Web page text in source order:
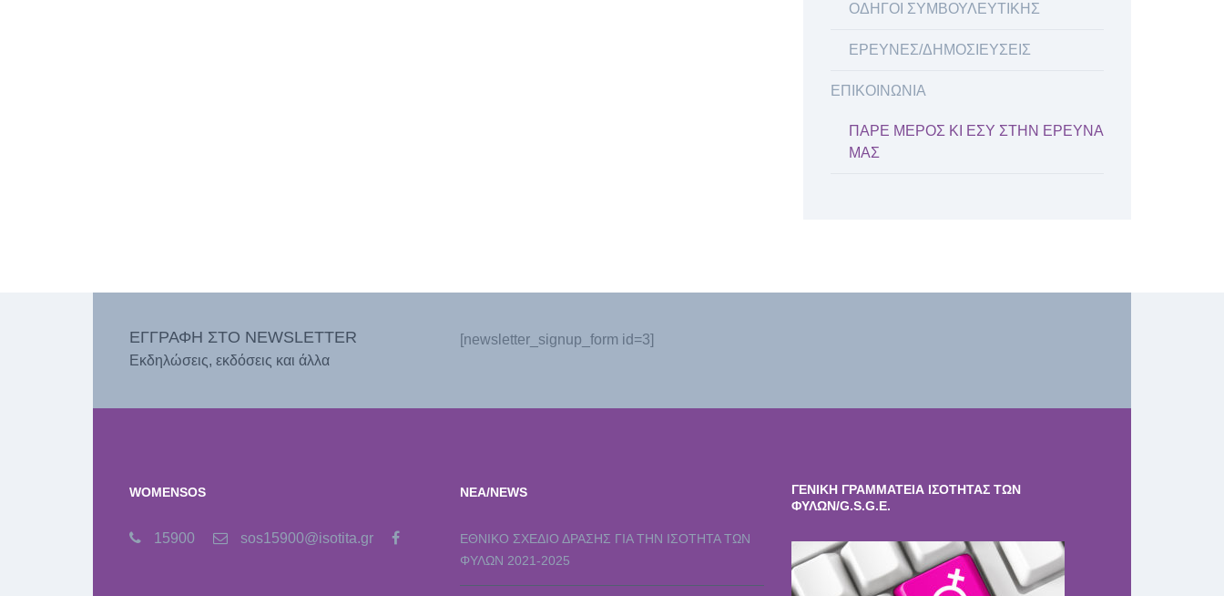
ΟΔΗΓΟΙ ΣΥΜΒΟΥΛΕΥΤΙΚΗΣ
ΕΡΕΥΝΕΣ/ΔΗΜΟΣΙΕΥΣΕΙΣ
ΕΠΙΚΟΙΝΩΝΙΑ
ΠΑΡΕ ΜΕΡΟΣ ΚΙ ΕΣΥ ΣΤΗΝ ΕΡΕΥΝΑ
ΜΑΣ
ΕΓΓΡΑΦΗ ΣΤΟ NEWSLETTER
Εκδηλώσεις, εκδόσεις και άλλα
[newsletter_signup_form id=3]
WOMENSOS
15900 sos15900@isotita.gr
ΝΕΑ/NEWS
ΕΘΝΙΚΌ ΣΧΈΔΙΟ ΔΡΆΣΗΣ ΓΙΑ ΤΗΝ ΙΣΌΤΗΤΑ ΤΩΝ
ΦΎΛΩΝ 2021-2025
ΓΕΝΙΚΗ ΓΡΑΜΜΑΤΕΙΑ ΙΣΟΤΗΤΑΣ ΤΩΝ
ΦΥΛΩΝ/G.S.G.E.